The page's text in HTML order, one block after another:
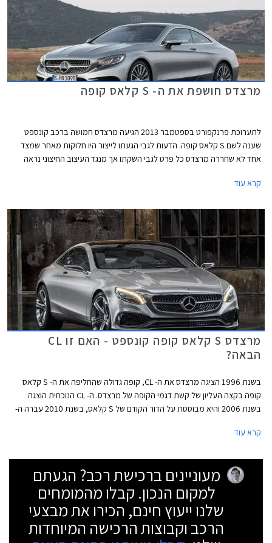
מרצדס חושפת את ה- S קלאס קופה
לתערוכת פרנקפורט בספטמבר 2013 הגיעה מרצדס חמושה ברכב קונספט
שענה לשם S קלאס קופה. הדעות לגבי הגעתו לייצור היו חלוקות מאחר שמצד
אחד לא שחררה מרצדס כל פרט לגבי השקתו אך מנגד העיצוב החיצוני נראה
של קופה גדולה שנשאה את תג הכוכב המשולש.
קרא עוד
מרצדס S קלאס קופה קונספט - האם זו CL
הבאה?
בשנת 1996 הציגה מרצדס את ה- CL, קופה גדולה שהחליפה את ה- S קלאס
קופה בקצה העליון של קשת דגמי הקופה של מרצדס. ה- CL הנוכחית הוצגה
בשנת 2006 והיא מבוססת על הדור הקודם של S קלאס, בשנת 2010 עברה ה-
רכב קונספט הרומז על דגם הקופה הגדול הבא שאפשרי שיחזור להשתמש בשם
קרא עוד
מעוניינים ברכישת רכב? הגעתם
למקום הנכון. קבלו מהמומחים
שלנו ייעוץ חינם, הכירו את מבצעי
הרכב וקבוצות הרכישה המיוחדות